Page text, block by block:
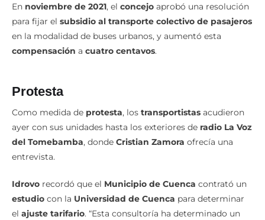
En noviembre de 2021, el concejo aprobó una resolución
para fijar el subsidio al transporte colectivo de pasajeros
en la modalidad de buses urbanos, y aumentó esta
compensación a cuatro centavos.
Protesta
Como medida de protesta, los transportistas acudieron
ayer con sus unidades hasta los exteriores de radio La Voz
del Tomebamba, donde Cristian Zamora ofrecía una
entrevista.
Idrovo recordó que el Municipio de Cuenca contrató un
estudio con la Universidad de Cuenca para determinar
el ajuste tarifario. “Esta consultoría ha determinado un